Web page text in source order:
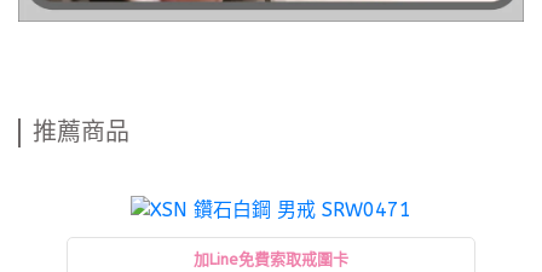
推薦商品
加Line免費索取戒圍卡